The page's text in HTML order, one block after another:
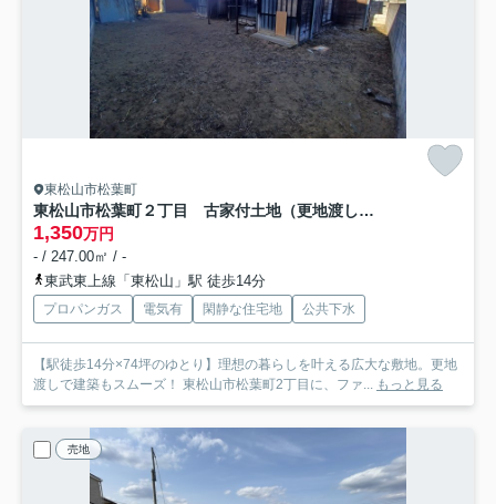
東松山市松葉町
東松山市松葉町２丁目 古家付土地（更地渡し）74坪
1,350万円
- / 247.00㎡ / -
東武東上線「東松山」駅 徒歩14分
プロパンガス 電気有 閑静な住宅地 公共下水
【駅徒歩14分×74坪のゆとり】理想の暮らしを叶える広大な敷地。更地
渡しで建築もスムーズ！ 東松山市松葉町2丁目に、ファ... もっと見る
売地